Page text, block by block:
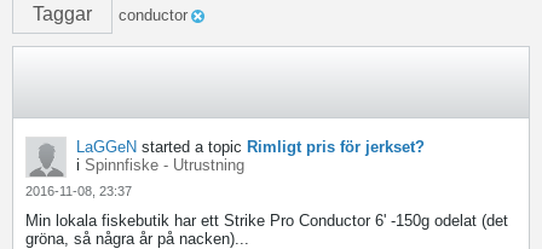
Taggar conductor
LaGGeN started a topic Rimligt pris för jerkset?
i Spinnfiske - Utrustning
2016-11-08, 23:37
Min lokala fiskebutik har ett Strike Pro Conductor 6' -150g odelat (det
gröna, så några år på nacken)...